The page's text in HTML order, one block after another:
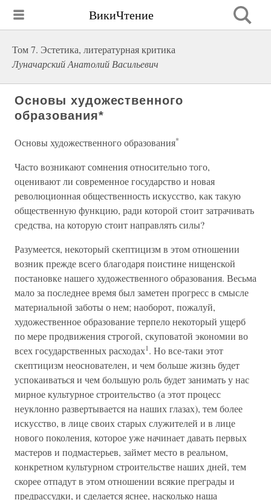
ВикиЧтение
Том 7. Эстетика, литературная критика
Луначарский Анатолий Васильевич
Основы художественного
образования*
Основы художественного образования*
Часто возникают сомнения относительно того,
оценивают ли современное государство и новая
революционная общественность искусство, как такую
общественную функцию, ради которой стоит затрачивать
средства, на которую стоит направлять силы?
Разумеется, некоторый скептицизм в этом отношении
возник прежде всего благодаря поистине нищенской
постановке нашего художественного образования. Весьма
мало за последнее время был заметен прогресс в смысле
материальной заботы о нем; наоборот, пожалуй,
художественное образование терпело некоторый ущерб
по мере продвижения строгой, скуповатой экономии во
всех государственных расходах1. Но все-таки этот
скептицизм неоснователен, и чем больше жизнь будет
успокаиваться и чем большую роль будет занимать у нас
мирное культурное строительство (а этот процесс
неуклонно развертывается на наших глазах), тем более
искусство, в лице своих старых служителей и в лице
нового поколения, которое уже начинает давать первых
мастеров и подмастерьев, займет место в реальном,
конкретном культурном строительстве наших дней, тем
скорее отпадут в этом отношении всякие преграды и
предрассудки, и сделается яснее, насколько наша